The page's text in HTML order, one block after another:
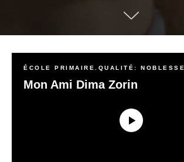
ÉCOLE PRIMAIRE.QUALITÉ: NOBLESSE
Mon Ami Dima Zorin